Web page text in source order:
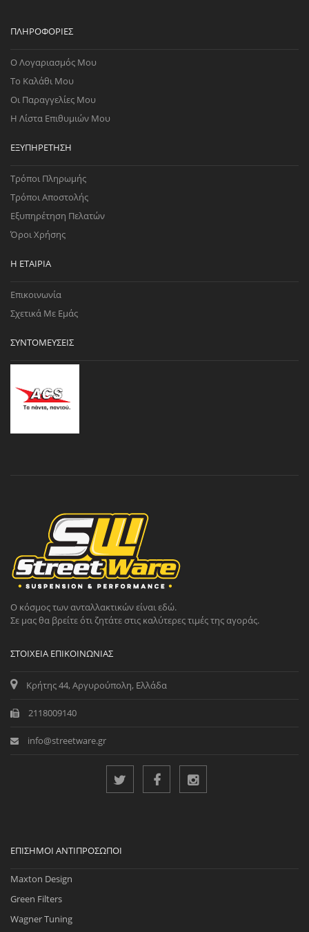
ΠΛΗΡΟΦΟΡΊΕΣ
Ο Λογαριασμός Μου
Το Καλάθι Μου
Οι Παραγγελίες Μου
Η Λίστα Επιθυμιών Μου
ΕΞΥΠΗΡΈΤΗΣΗ
Τρόποι Πληρωμής
Τρόποι Αποστολής
Εξυπηρέτηση Πελατών
Όροι Χρήσης
Η ΕΤΑΙΡΊΑ
Επικοινωνία
Σχετικά Με Εμάς
ΣΥΝΤΟΜΕΎΣΕΙΣ
Ο κόσμος των ανταλλακτικών είναι εδώ.
Σε μας θα βρείτε ότι ζητάτε στις καλύτερες τιμές της αγοράς.
ΣΤΟΙΧΕΊΑ ΕΠΙΚΟΙΝΩΝΊΑΣ
Κρήτης 44, Αργυρούπολη, Ελλάδα
2118009140
info@streetware.gr
ΕΠΊΣΗΜΟΙ ΑΝΤΙΠΡΌΣΩΠΟΙ
Maxton Design
Green Filters
Wagner Tuning